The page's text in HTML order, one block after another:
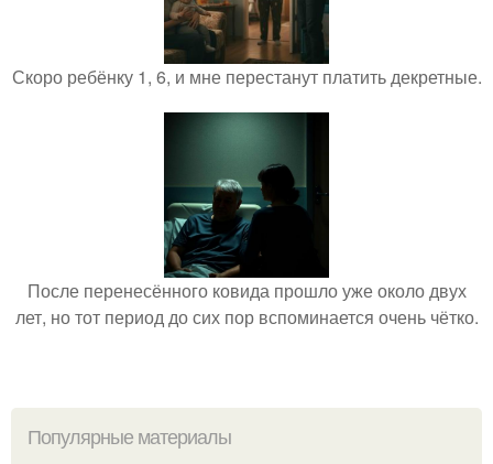
Скоро ребёнку 1, 6, и мне перестанут платить декретные.
После перенесённого ковида прошло уже около двух
лет, но тот период до сих пор вспоминается очень чётко.
Популярные материалы